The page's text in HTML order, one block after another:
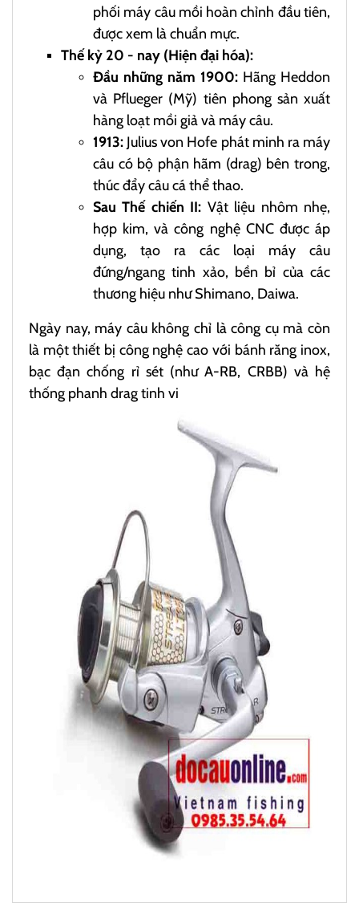
phối máy câu mồi hoàn chỉnh đầu tiên,
được xem là chuẩn mực.
Thế kỷ 20 - nay (Hiện đại hóa):
Đầu những năm 1900: Hãng Heddon
và Pflueger (Mỹ) tiên phong sản xuất
hàng loạt mồi giả và máy câu.
1913: Julius von Hofe phát minh ra máy
câu có bộ phận hãm (drag) bên trong,
thúc đẩy câu cá thể thao.
Sau Thế chiến II: Vật liệu nhôm nhẹ,
hợp kim, và công nghệ CNC được áp
dụng, tạo ra các loại máy câu
đứng/ngang tinh xảo, bền bỉ của các
thương hiệu như Shimano, Daiwa.
Ngày nay, máy câu không chỉ là công cụ mà còn
là một thiết bị công nghệ cao với bánh răng inox,
bạc đạn chống rỉ sét (như A-RB, CRBB) và hệ
thống phanh drag tinh vi